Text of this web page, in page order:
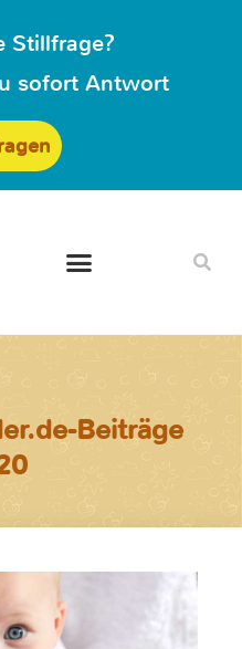
Stillfrage?
sofort Antwort
Beiträge